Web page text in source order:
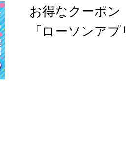
お得なクーポン
「ローソンア